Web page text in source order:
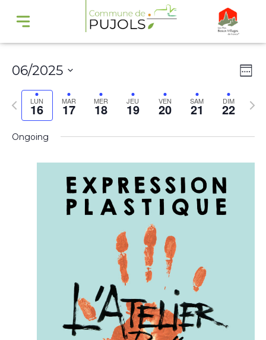
06/2025
Select
date.
LUN
16 MAR
17 MER
18 JEU
19 VEN
20 SAM
21 DIM
22
Previous
Ongoing